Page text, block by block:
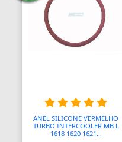
Balancins
Balancins
Balanças Comerciais
Balanços
ANEL SILICONE VERMELHO
TURBO INTERCOOLER MB L
1618 1620 1621...